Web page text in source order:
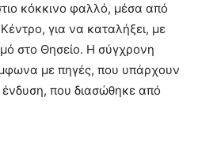
κόκκινο φαλλό, μέσα από
για να καταλήξει, με
στο Θησείο. Η σύγχρονη
με πηγές, που υπάρχουν
ένδυση, που διασώθηκε από